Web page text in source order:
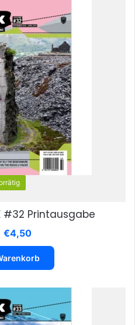
#32 Printausgabe
Ursprünglicher
Preis
war:
€9,90
€4,50Aktueller
Preis
ist:
€4,50.